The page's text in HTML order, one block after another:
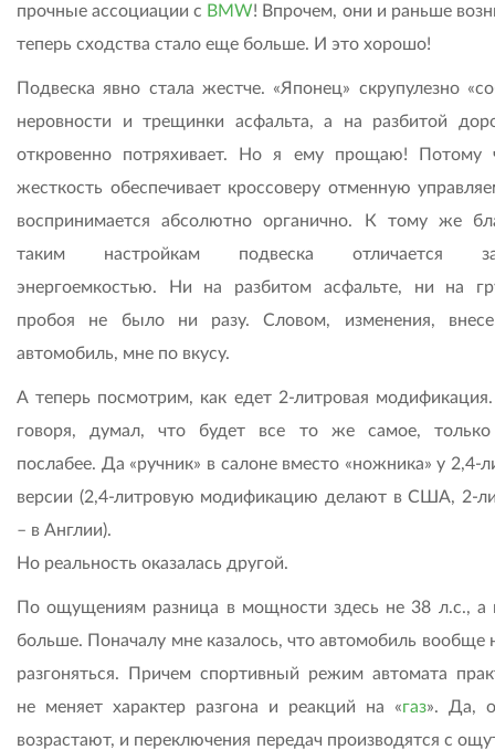
прочные ассоциации с BMW! Впрочем, они и раньше
теперь сходства стало еще больше. И это хорошо!
Подвеска явно стала жестче. «Японец» скрупулезно
неровности и трещинки асфальта, а на разбитой
откровенно потряхивает. Но я ему прощаю! Потому
жесткость обеспечивает кроссоверу отменную
воспринимается абсолютно органично. К тому же
таким настройкам подвеска отличается
энергоемкостью. Ни на разбитом асфальте, ни на
пробоя не было ни разу. Словом, изменения,
автомобиль, мне по вкусу.
А теперь посмотрим, как едет 2-литровая
говоря, думал, что будет все то же самое, только
послабее. Да «ручник» в салоне вместо «ножника» у 2,4-
версии (2,4-литровую модификацию делают в США, 2-
– в Англии).
Но реальность оказалась другой.
По ощущениям разница в мощности здесь не 38 л.с., а
больше. Поначалу мне казалось, что автомобиль вообще
разгоняться. Причем спортивный режим автомата
не меняет характер разгона и реакций на «газ». Да,
возрастают, и переключения передач производятся с